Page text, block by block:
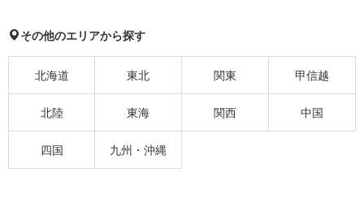
その他のエリアから探す
北海道 東北 関東 甲信越
北陸 東海 関西 中国
四国 九州・沖縄